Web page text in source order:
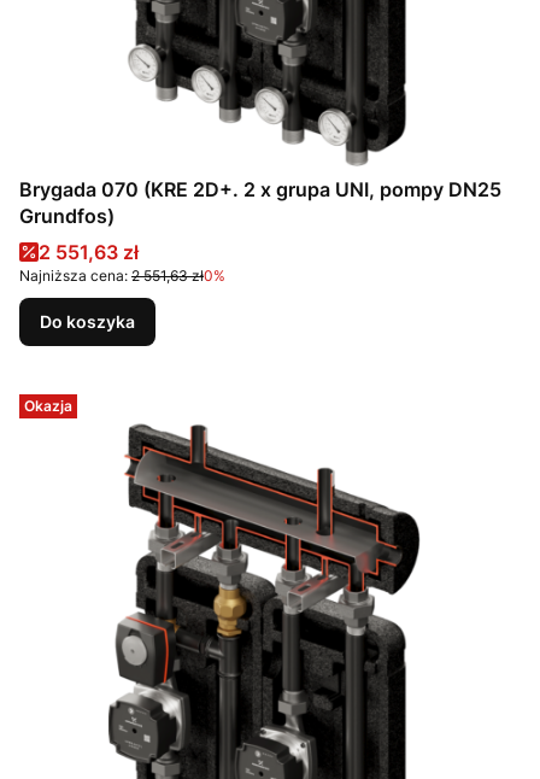
Brygada 070 (KRE 2D+. 2 x grupa UNI, pompy DN25
Grundfos)
Cena promocyjna
2 551,63 zł
Najniższa cena: 2 551,63 zł0%
Do koszyka
Okazja